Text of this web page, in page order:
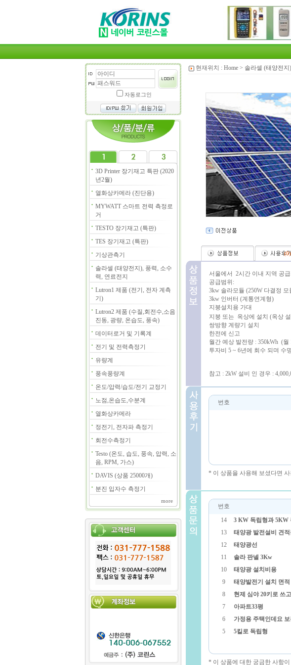
자동로그인
3D Printer 장기재고 특판 (2020
년2월)
열화상카메라 (진단용)
MYWATT 스마트 전력 측정로
거
TESTO 장기재고 (특판)
TES 장기재고 (특판)
기상관측기
솔라셀 (태양전지), 풍력, 소수
력, 연료전지
Lutron1 제품 (전기, 전자 계측
기)
Lutron2 제품 (수질,회전수,소음
진동, 광량, 온습도, 풍속)
데이터로거 및 기록계
전기 및 전력측정기
유량계
풍속풍량계
온도/압력/습도/전기 교정기
노점,온습도,수분계
열화상카메라
정전기, 전자파 측정기
회전수측정기
Testo (온도, 습도, 풍속, 압력, 소
음, RPM, 가스)
DAVIS (상품 25000개)
분진 입자수 측정기
more
현재위치 : Home > 솔라셀 (태양전지
(0)
서울에서 2시간 이내 지역 공
공급범위:
3kw 솔라모듈 (250W 다결정 모
3kw 인버터 (계통연계형)
지붕설치용 가대
지붕 또는 옥상에 설치 (옥상
쌍방향 계량기 설치
한전에 신고
월간 예상 발전량 : 350kWh (
투자비 5 ~ 6년에 회수 되며 수
참고 : 2kW 설비 인 경우 :
번호
* 이 상품을 사용해 보셨다면
번호
14
3 KW 독립형과 5KW
13
태양광 발전설비 견적
12
태양광선
11
솔라 판넬 3Kw
10
태양광 설치비용
9
태양발전기 설치 면적
8
현제 심야 20키로 쓰
7
아파트33평
6
가정용 주택인데요
5
5킬로 독립형
* 이 상품에 대한 궁금한 사항